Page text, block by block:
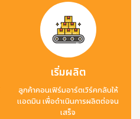
เริ่มผลิต
ลูกค้าคอนเฟิร์มอาร์ตเวิร์คกลับให้
แอดมิน เพื่อดำเนินการผลิตต่อจน
เสร็จ